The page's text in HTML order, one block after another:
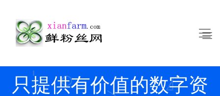
只提供有价值的数字资